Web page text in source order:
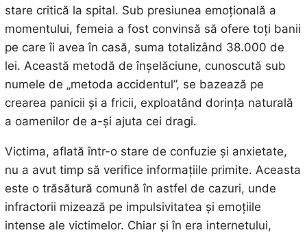
stare critică la spital. Sub presiunea emoțională a
momentului, femeia a fost convinsă să ofere toți banii
pe care îi avea în casă, suma totalizând 38.000 de
lei. Această metodă de înșelăciune, cunoscută sub
numele de „metoda accidentul”, se bazează pe
crearea panicii și a fricii, exploatând dorința naturală
a oamenilor de a-și ajuta cei dragi.
Victima, aflată într-o stare de confuzie și anxietate,
nu a avut timp să verifice informațiile primite. Aceasta
este o trăsătură comună în astfel de cazuri, unde
infractorii mizează pe impulsivitatea și emoțiile
intense ale victimelor. Chiar și în era internetului,